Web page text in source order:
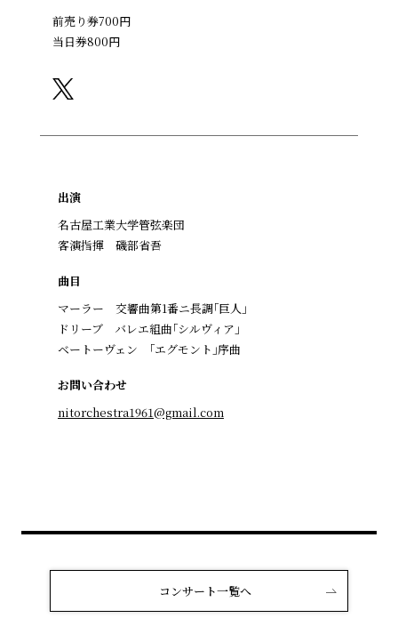
前売り券700円
当日券800円
出演
名古屋工業大学管弦楽団
客演指揮 磯部省吾
曲目
マーラー 交響曲第1番ニ長調｢巨人｣
ドリーブ バレエ組曲｢シルヴィア｣
ベートーヴェン ｢エグモント｣序曲
お問い合わせ
nitorchestra1961@gmail.com
コンサート一覧へ